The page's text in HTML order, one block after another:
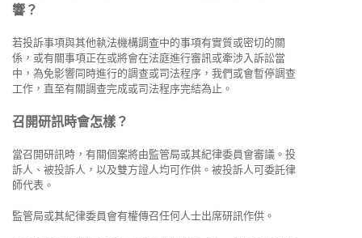
響？
若投訴事項與其他執法機構調查中的事項有實質或密切的關
係，或有關事項正在或將會在法庭進行審訊或牽涉入訴訟當
中，為免影響同時進行的調查或司法程序，我們或會暫停調查
工作，直至有關調查完成或司法程序完結為止。
召開研訊時會怎樣？
當召開研訊時，有關個案將由監管局或其紀律委員會審議。投
訴人、被投訴人，以及雙方證人均可作供。被投訴人可委託律
師代表。
監管局或其紀律委員會有權傳召任何人士出席研訊作供。